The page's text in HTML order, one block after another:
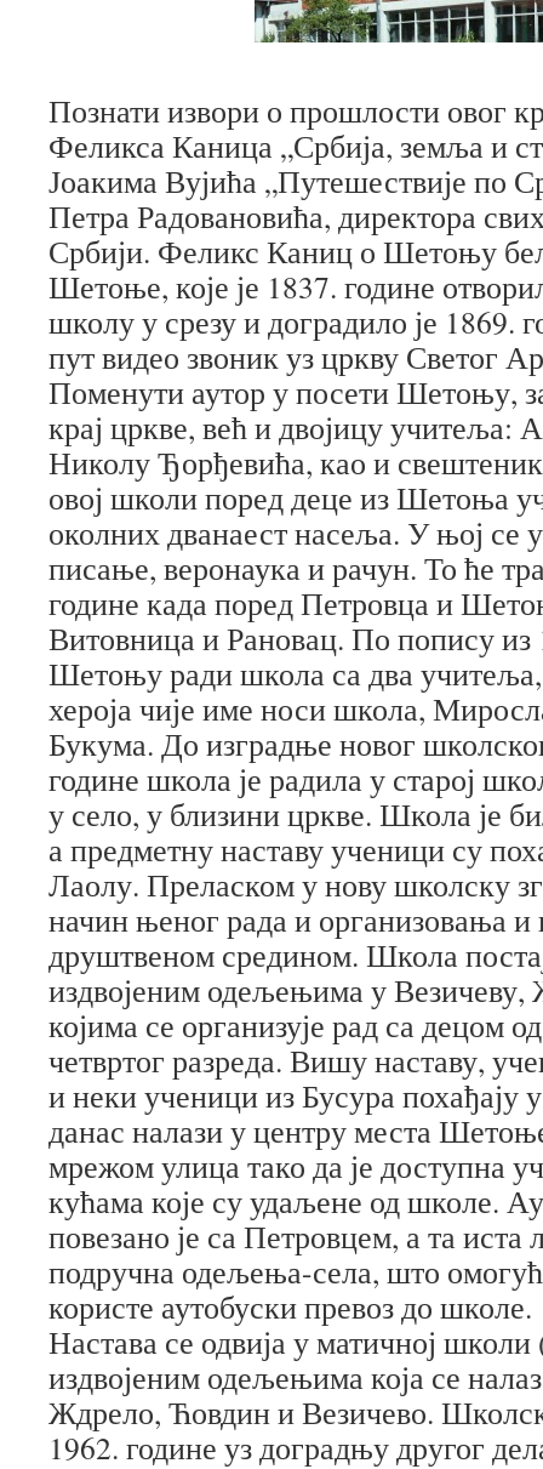
Познати извори о прошлости овог
Феликса Каница „Србија, земља и
Јоакима Вујића „Путешествије по
Петра Радовановића, директора
Србији. Феликс Каниц о Шетоњу
Шетоње, које је 1837. године
школу у срезу и доградило је 1869.
пут видео звоник уз цркву Светог
Поменути аутор у посети Шетоњу,
крај цркве, већ и двојицу учитеља:
Николу Ђорђевића, као и
овој школи поред деце из Шетоња
околних дванаест насеља. У њој се
писање, веронаука и рачун. То ће
године када поред Петровца и
Витовница и Рановац. По попису из
Шетоњу ради школа са два учитеља,
хероја чије име носи школа,
Букума. До изградње новог
године школа је радила у старој
у село, у близини цркве. Школа је
а предметну наставу ученици су
Лаолу. Преласком у нову школску
начин њеног рада и организовања и
друштвеном средином. Школа
издвојеним одељењима у
којима се организује рад са децом
четвртог разреда. Вишу наставу,
и неки ученици из Бусура
данас налази у центру места
мрежом улица тако да је доступна
кућама које су удаљене од школе.
повезано је са Петровцем, а та иста
подручна одељења-села, што
користе аутобуски превоз до школе.
Настава се одвија у матичној школи
издвојеним одељењима која се
Ждрело, Ћовдин и Везичево.
1962. године уз доградњу другог